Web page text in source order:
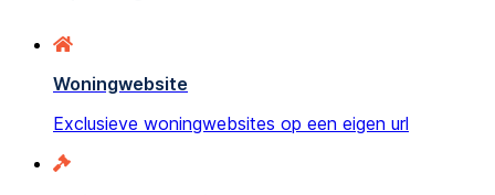
Woningwebsite
Exclusieve woningwebsites op een eigen url